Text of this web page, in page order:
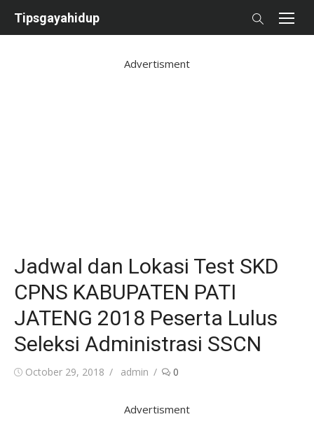
Tipsgayahidup
Advertisment
Jadwal dan Lokasi Test SKD
CPNS KABUPATEN PATI
JATENG 2018 Peserta Lulus
Seleksi Administrasi SSCN
Posted
October 29, 2018 Author
admin 0
Advertisment